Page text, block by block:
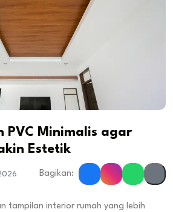
PVC Minimalis agar
Estetik
Bagikan:
tampilan interior rumah yang lebih